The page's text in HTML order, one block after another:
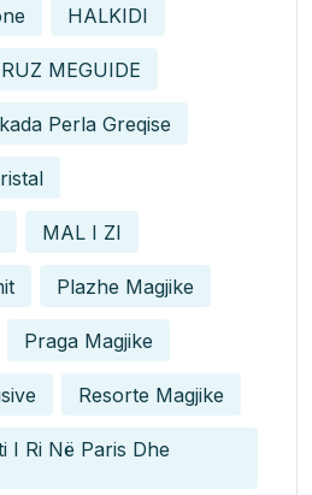
HALKIDI
MEGUIDE
Perla Greqise
MAL I ZI
Plazhe Magjike
Praga Magjike
Resorte Magjike
I Ri Në Paris Dhe